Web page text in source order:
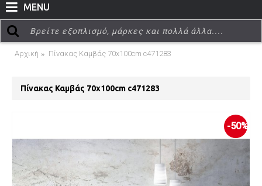
MENU
Αρχική Πίνακας Καμβάς 70x100cm c471283
Πίνακας Καμβάς 70x100cm c471283
-50%